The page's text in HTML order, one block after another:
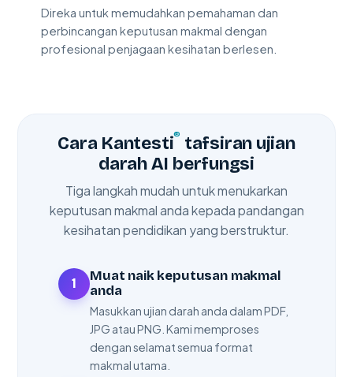
Direka untuk memudahkan pemahaman dan
perbincangan keputusan makmal dengan
profesional penjagaan kesihatan berlesen.
Cara Kantesti® tafsiran ujian
darah AI berfungsi
Tiga langkah mudah untuk menukarkan
keputusan makmal anda kepada pandangan
kesihatan pendidikan yang berstruktur.
1
Muat naik keputusan makmal
anda
Masukkan ujian darah anda dalam PDF,
JPG atau PNG. Kami memproses
dengan selamat semua format
makmal utama.